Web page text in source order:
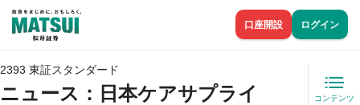
口座開設 ログイン
2393 東証スタンダード
ニュース ：日本ケアサプライ コンテンツ